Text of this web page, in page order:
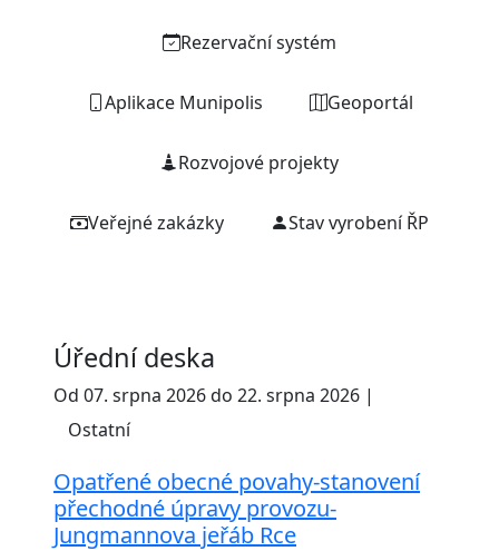
Rezervační systém
Aplikace Munipolis Geoportál
Rozvojové projekty
Veřejné zakázky Stav vyrobení ŘP
Úřední deska
Od 07. srpna 2026 do 22. srpna 2026 |
Ostatní
Opatřené obecné povahy-stanovení
přechodné úpravy provozu-
Jungmannova jeřáb Rce